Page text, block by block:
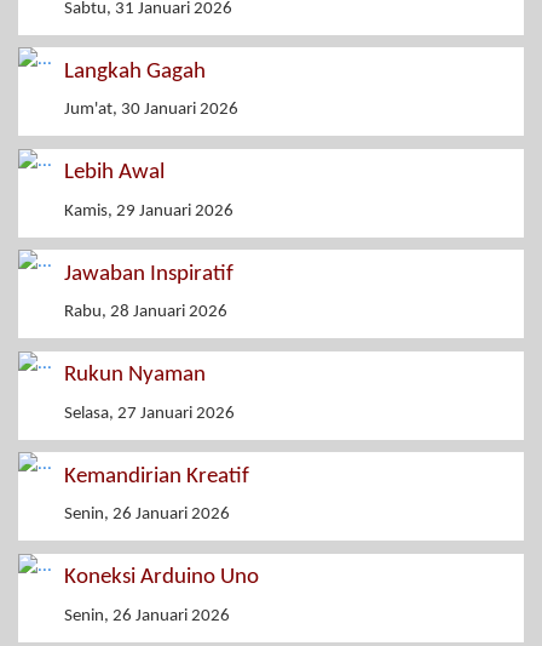
Sabtu, 31 Januari 2026
Langkah Gagah
Jum'at, 30 Januari 2026
Lebih Awal
Kamis, 29 Januari 2026
Jawaban Inspiratif
Rabu, 28 Januari 2026
Rukun Nyaman
Selasa, 27 Januari 2026
Kemandirian Kreatif
Senin, 26 Januari 2026
Koneksi Arduino Uno
Senin, 26 Januari 2026